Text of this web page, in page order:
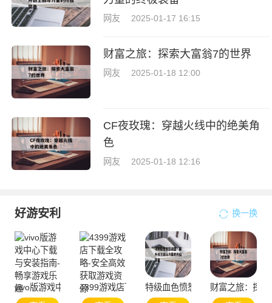
网友 2025-01-17 16:15
财富之旅：探索大富翁7的世界
网友 2025-01-18 12:00
CF夜玫瑰：穿越火线中的绝美角
色
网友 2025-01-18 12:16
好游安利 换一换
vivo版游戏中心下载与安装指南-畅享游戏乐趣
4399游戏店下载全攻略-安全高效获取游戏资源
特级血色愤怒战盔：提升战士战
财富之旅：探